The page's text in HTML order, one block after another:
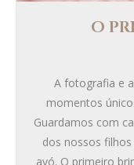
O
A fotografia e
momentos
Guardamos com
dos nossos
avó. O primeiro